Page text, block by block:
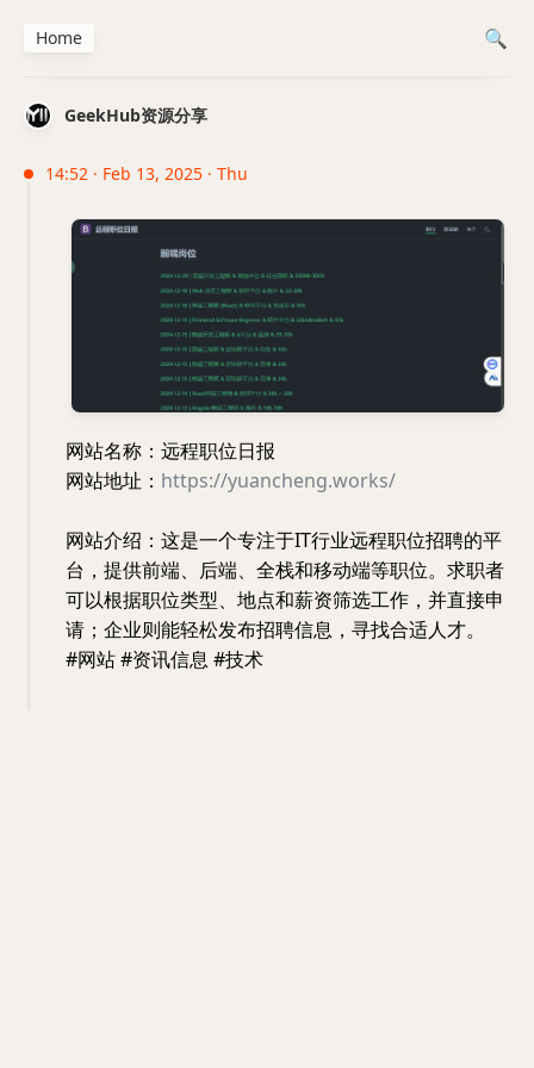
GeekHub资源分享
14:52 · Feb 13, 2025 · Thu
网站名称：远程职位日报
网站地址： https://yuancheng.works/
网站介绍：这是一个专注于IT行业远程职位招聘的平
台，提供前端、后端、全栈和移动端等职位。求职者
可以根据职位类型、地点和薪资筛选工作，并直接申
请；企业则能轻松发布招聘信息，寻找合适人才。
#网站 #资讯信息 #技术
Home